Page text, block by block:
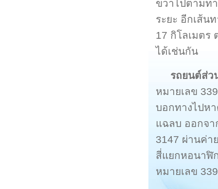
ขวาไปตามท
ระยะ อีกเส้น
17 กิโลเมตร
ได้เช่นกัน
รถยนต์ส่ว
หมายเลข
บอกทางไปห
แฉลบ ออกจา
3147 ผ่านค่า
สี่แยกหอนาฬิ
หมายเลข